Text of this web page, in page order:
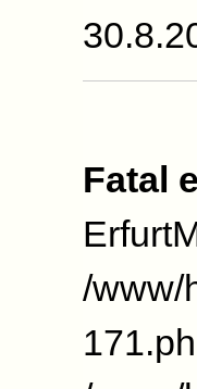
Fatal
/www/